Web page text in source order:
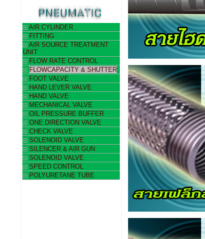
AIR CYLINDER
FITTING
AIR SOURCE TREATMENT
UNIT
FLOW RATE CONTROL
FLOWCAPACITY & SHUTTER
FOOT VALVE
HAND LEVER VALVE
HAND VALVE
MECHANICAL VALVE
OIL PRESSURE BUFFER
ONE DIRECTION VALVE
CHECK VALVE
SOLENOID VALVE
SILENCER & AIR GUN
SOLENOID VALVE
SPEED CONTROL
POLYURETANE TUBE